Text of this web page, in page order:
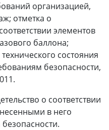
организацией,
отметка о
элементов
баллона;
состояния
безопасности,
о соответствии
в него